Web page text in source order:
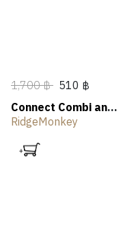
1,700 ฿ 510 ฿
Connect Combi and
Steamer Set
RidgeMonkey